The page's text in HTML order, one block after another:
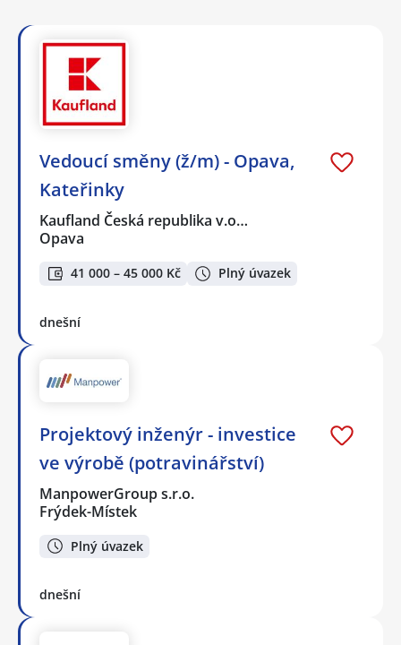
Vedoucí směny (ž/m) - Opava,
Kateřinky
Kaufland Česká republika v.o…
Opava
41 000 – 45 000 Kč Plný úvazek
dnešní
Projektový inženýr - investice
ve výrobě (potravinářství)
ManpowerGroup s.r.o.
Frýdek-Místek
Plný úvazek
dnešní